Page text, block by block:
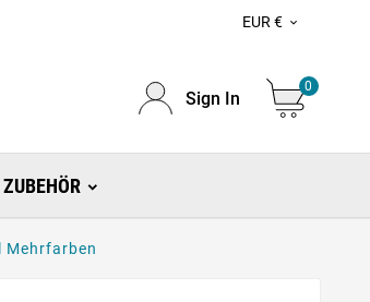
EUR € 
Sign In
0
ZUBEHÖR
Mehrfarben